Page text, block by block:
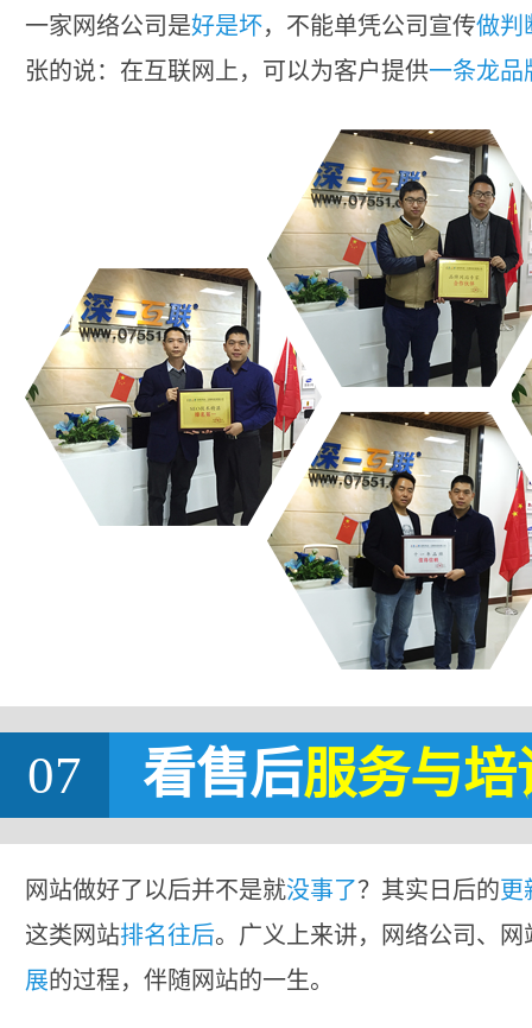
一家网络公司是好是坏，不能单凭公司宣传做判
张的说：在互联网上，可以为客户提供一条龙品
07 看售后服务与培
网站做好了以后并不是就没事了？其实日后的更
这类网站排名往后。广义上来讲，网络公司、
展的过程，伴随网站的一生。